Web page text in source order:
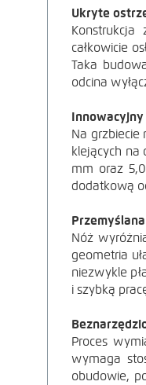
Ukryte
całkowicie
Taka
odcina
Innowacyjny
Na grzbiecie
klejących na
mm oraz
dodatkową
Nóż
geometria
niezwykle
i szybką
Proces
wymaga
obudowie,